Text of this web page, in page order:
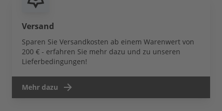
Versand
Sparen Sie Versandkosten ab einem Warenwert von
200 € - erfahren Sie mehr dazu und zu unseren
Lieferbedingungen!
Mehr dazu